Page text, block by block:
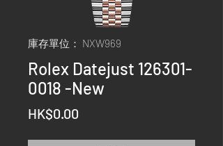
庫存單位： NXW969
Rolex Datejust 126301-
0018 -New
HK$0.00